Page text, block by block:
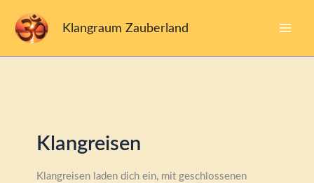
Inhalt
springen
Klangraum Zauberland
Klangreisen
Klangreisen laden dich ein, mit geschlossenen